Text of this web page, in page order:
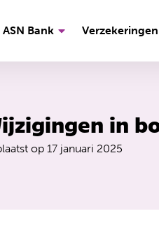
ASN Bank Verzekeringen
in
op 17 januari 2025